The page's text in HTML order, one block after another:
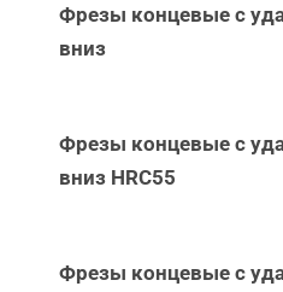
Фрезы концевые с
вниз
Фрезы концевые с
вниз НRC55
Фрезы концевые с